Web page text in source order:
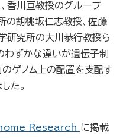
香川亘教授のグループ
の胡桃坂仁志教授、佐藤
研究所の大川恭行教授ら
ずかな違いが遺伝子制
のゲノム上の配置を支配す
た。
Research に掲載